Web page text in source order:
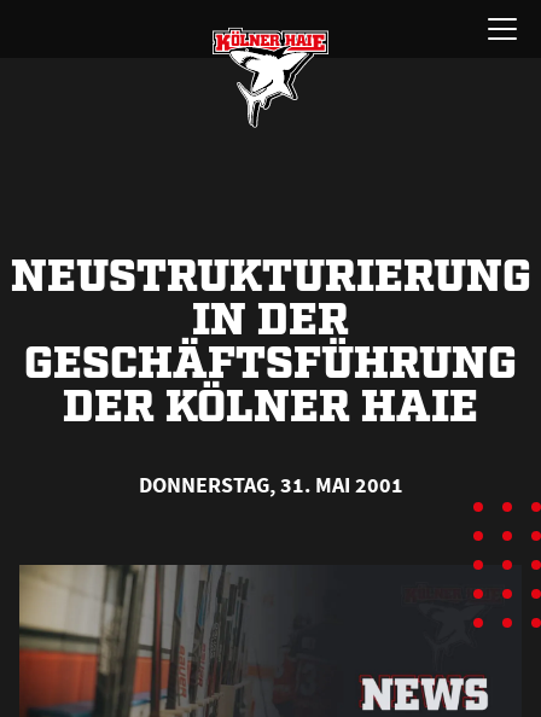
Menü
öffnen
NEUSTRUKTURIERUNG
IN DER
GESCHÄFTSFÜHRUNG
DER KÖLNER HAIE
DONNERSTAG, 31. MAI 2001